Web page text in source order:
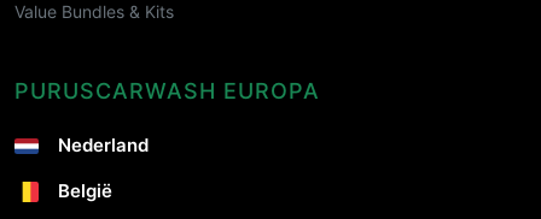
Value Bundles & Kits
PURUSCARWASH EUROPA
Nederland
België